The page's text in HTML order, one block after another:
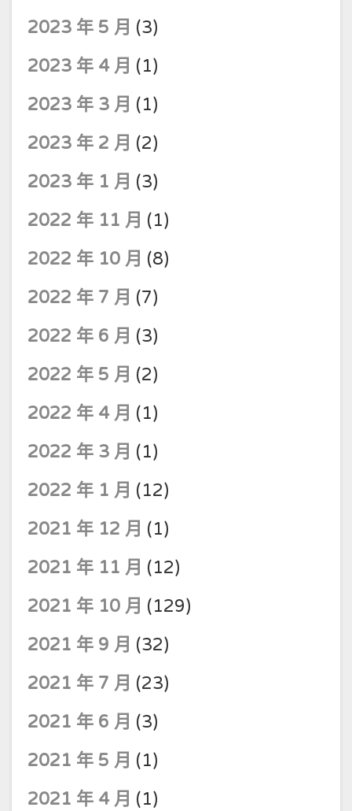
2023 年 5 月 (3)
2023 年 4 月 (1)
2023 年 3 月 (1)
2023 年 2 月 (2)
2023 年 1 月 (3)
2022 年 11 月 (1)
2022 年 10 月 (8)
2022 年 7 月 (7)
2022 年 6 月 (3)
2022 年 5 月 (2)
2022 年 4 月 (1)
2022 年 3 月 (1)
2022 年 1 月 (12)
2021 年 12 月 (1)
2021 年 11 月 (12)
2021 年 10 月 (129)
2021 年 9 月 (32)
2021 年 7 月 (23)
2021 年 6 月 (3)
2021 年 5 月 (1)
2021 年 4 月 (1)